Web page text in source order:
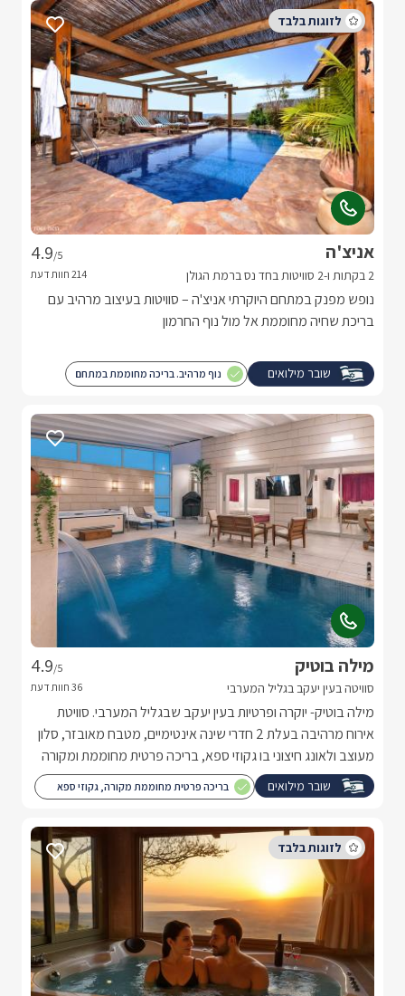
אניצ'ה
2 בקתות ו-2 סוויטות בחד נס ברמת הגולן
4.9/5
נופש מפנק במתחם היוקרתי אניצ'ה – סוויטות בעיצוב מרהיב עם
בריכת שחיה מחוממת אל מול נוף החרמון
שובר מילואים נוף מרהיב. בריכה מחוממת במתחם
מילה בוטיק
סוויטה בעין יעקב בגליל המערבי
4.9/5
מילה בוטיק- יוקרה ופרטיות בעין יעקב שבגליל המערבי. סוויטת
אירוח מרהיבה בעלת 2 חדרי שינה אינטימיים, מטבח מאובזר, סלון
מעוצב ולאונג חיצוני בו גקוזי ספא, בריכה פרטית מחוממת ומקורה
בחודשי החורף ועוד.
שובר מילואים
בריכה פרטית מחוממת מקורה, גקוזי ספא